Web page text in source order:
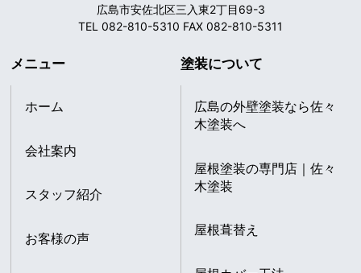
広島市安佐北区三入東2丁目69-3
TEL 082-810-5310 FAX 082-810-5311
メニュー
ホーム
会社案内
スタッフ紹介
お客様の声
塗装について
広島の外壁塗装なら佐々
木塗装へ
屋根塗装の専門店｜佐々
木塗装
屋根葺替え